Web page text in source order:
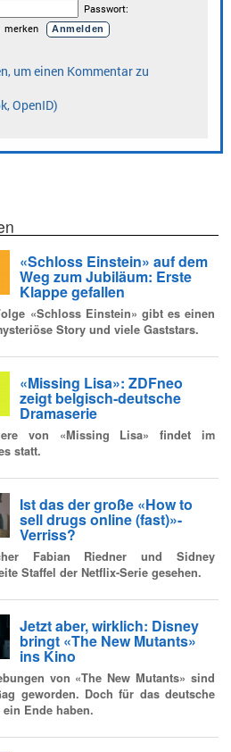
«Schloss Einstein» auf dem
Weg zum Jubiläum: Erste
Klappe gefallen
«Schloss Einstein» gibt es einen
Story und viele Gaststars.
«Missing Lisa»: ZDFneo
zeigt belgisch-deutsche
Dramaserie
von «Missing Lisa» findet im
statt.
Ist das der große «How to
sell drugs online (fast)»-
Verriss?
Fabian Riedner und Sidney
Staffel der Netflix-Serie gesehen.
Jetzt aber, wirklich: Disney
bringt «The New Mutants»
ins Kino
von «The New Mutants» sind
geworden. Doch für das deutsche
Ende haben.